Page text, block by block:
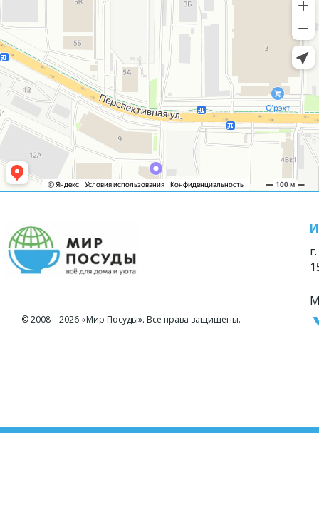
© 2008—2026 «Мир Посуды». Все права защищены.